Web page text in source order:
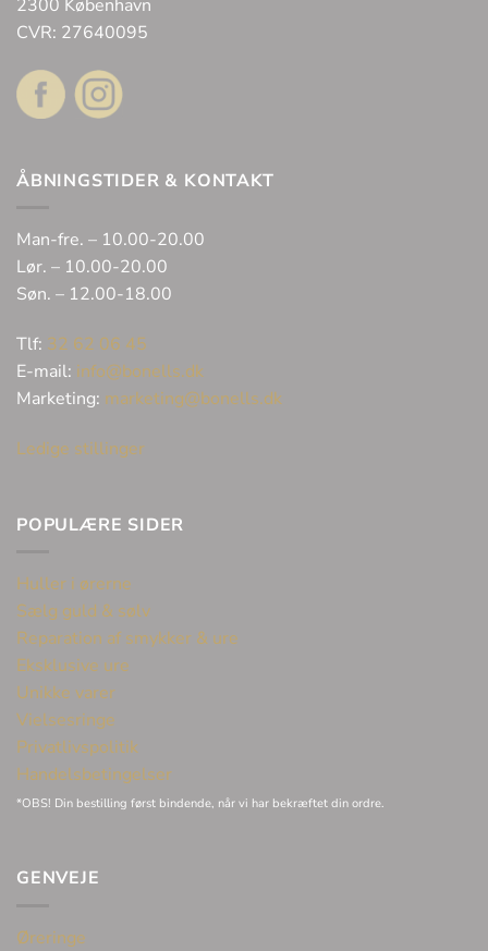
2300 København
CVR: 27640095
ÅBNINGSTIDER & KONTAKT
Man-fre. – 10.00-20.00
Lør. – 10.00-20.00
Søn. – 12.00-18.00
Tlf: 32 62 06 45
E-mail: info@bonells.dk
Marketing: marketing@bonells.dk
Ledige stillinger
POPULÆRE SIDER
Huller i ørerne
Sælg guld & sølv
Reparation af smykker & ure
Eksklusive ure
Unikke varer
Vielsesringe
Privatlivspolitik
Handelsbetingelser
*OBS! Din bestilling først bindende, når vi har bekræftet din ordre.
GENVEJE
Øreringe